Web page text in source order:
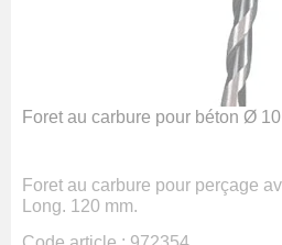
Foret au carbure pour béton Ø
Foret au carbure pour perçage
Long. 120 mm.